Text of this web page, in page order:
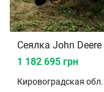
Сеялка John
1 182 695 грн
Кировоградская обл.